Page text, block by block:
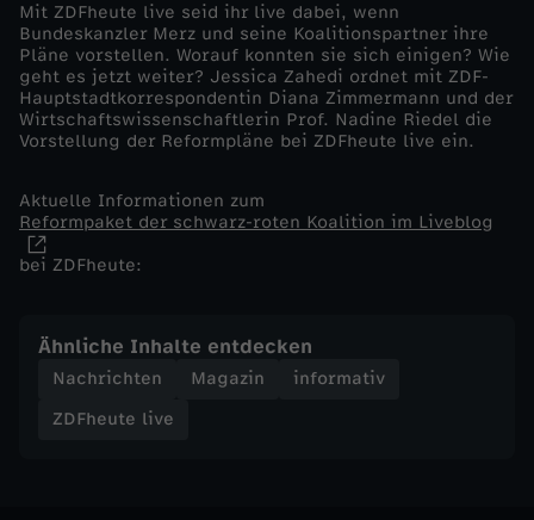
p
a
k
e
t
W
a
Mit ZDFheute live seid ihr live dabei, wenn
Bundeskanzler Merz und seine Koalitionspartner ihre
Pläne vorstellen. Worauf konnten sie sich einigen? Wie
geht es jetzt weiter? Jessica Zahedi ordnet mit ZDF-
Hauptstadtkorrespondentin Diana Zimmermann und der
Wirtschaftswissenschaftlerin Prof. Nadine Riedel die
Vorstellung der Reformpläne bei ZDFheute live ein.
Aktuelle Informationen zum
Reformpaket der schwarz-roten Koalition im Liveblog
bei ZDFheute:
Ähnliche Inhalte entdecken
Nachrichten Magazin
informativ
ZDFheute live